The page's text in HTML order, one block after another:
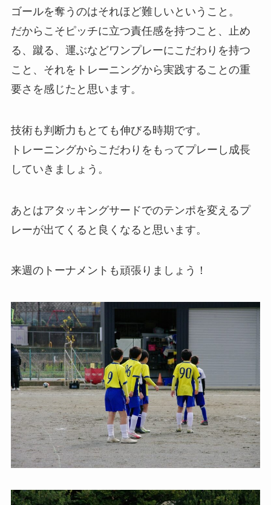
ゴールを奪うのはそれほど難しいということ。
だからこそピッチに立つ責任感を持つこと、止め
る、蹴る、運ぶなどワンプレーにこだわりを持つ
こと、それをトレーニングから実践することの重
要さを感じたと思います。
技術も判断力もとても伸びる時期です。
トレーニングからこだわりをもってプレーし成長
していきましょう。
あとはアタッキングサードでのテンポを変えるプ
レーが出てくると良くなると思います。
来週のトーナメントも頑張りましょう！